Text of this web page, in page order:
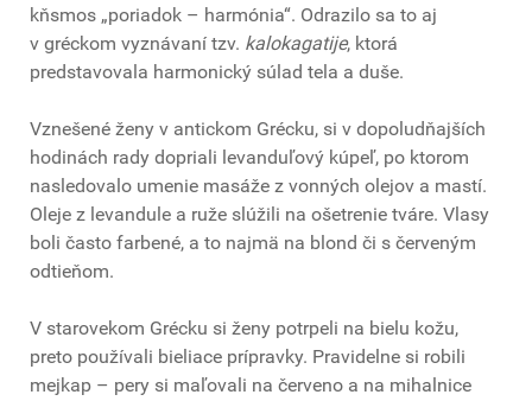
kňsmos „poriadok – harmónia“. Odrazilo sa to aj
v gréckom vyznávaní tzv. kalokagatije, ktorá
predstavovala harmonický súlad tela a duše.
Vznešené ženy v antickom Grécku, si v dopoludňajších
hodinách rady dopriali levanduľový kúpeľ, po ktorom
nasledovalo umenie masáže z vonných olejov a mastí.
Oleje z levandule a ruže slúžili na ošetrenie tváre. Vlasy
boli často farbené, a to najmä na blond či s červeným
odtieňom.
V starovekom Grécku si ženy potrpeli na bielu kožu,
preto používali bieliace prípravky. Pravidelne si robili
mejkap – pery si maľovali na červeno a na mihalnice